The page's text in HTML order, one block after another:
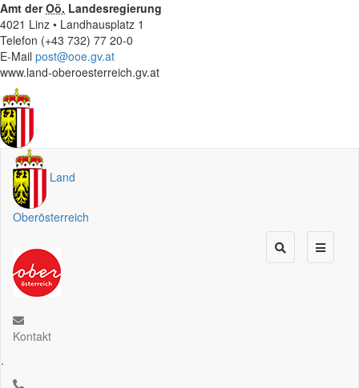
Amt derOö. Landesregierung
4021 Linz • Landhausplatz 1
Telefon (+43 732) 77 20-0
E-Mail post@ooe.gv.at
www.land-oberoesterreich.gv.at
Land
Oberösterreich
Kontakt
.